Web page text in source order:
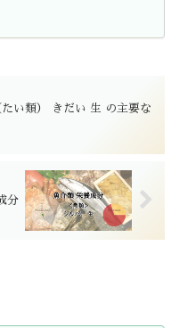
たい類） きだい 生 の主要な
分